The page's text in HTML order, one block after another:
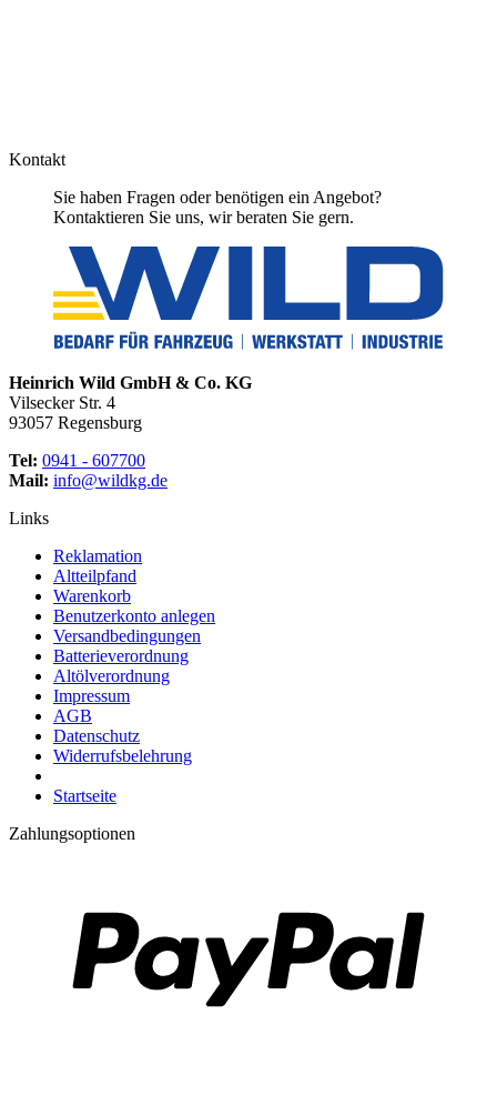
Kontakt
Sie haben Fragen oder benötigen ein Angebot?
Kontaktieren Sie uns, wir beraten Sie gern.
Heinrich Wild GmbH & Co. KG
Vilsecker Str. 4
93057 Regensburg
Tel: 0941 - 607700
Mail: info@wildkg.de
Links
Reklamation
Altteilpfand
Warenkorb
Benutzerkonto anlegen
Versandbedingungen
Batterieverordnung
Altölverordnung
Impressum
AGB
Datenschutz
Widerrufsbelehrung
Startseite
Zahlungsoptionen